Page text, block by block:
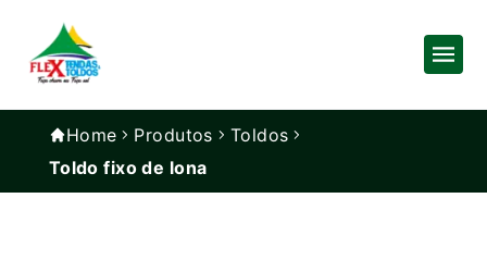
Home Produtos
Toldos
Toldo fixo de lona